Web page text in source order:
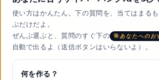
使い方はかんたん。下の質問を、当てはまる
ぶだけだよ。
ぜんぶ選ぶと、質問のすぐ下の
あなたへのお
自動で出るよ（送信ボタンはいらないよ）。
何を作る？